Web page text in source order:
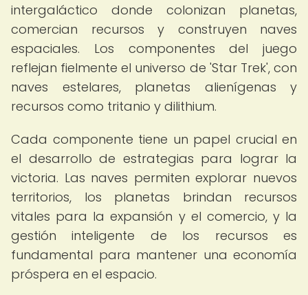
intergaláctico donde colonizan planetas,
comercian recursos y construyen naves
espaciales. Los componentes del juego
reflejan fielmente el universo de 'Star Trek', con
naves estelares, planetas alienígenas y
recursos como tritanio y dilithium.
Cada componente tiene un papel crucial en
el desarrollo de estrategias para lograr la
victoria. Las naves permiten explorar nuevos
territorios, los planetas brindan recursos
vitales para la expansión y el comercio, y la
gestión inteligente de los recursos es
fundamental para mantener una economía
próspera en el espacio.